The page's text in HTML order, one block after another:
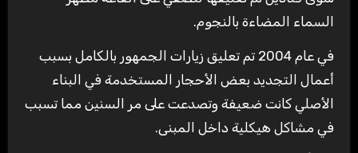
السماء المضاءة بالنجوم.
في عام 2004 تم تعليق زيارات الجمهور بالكامل بسبب
أعمال التجديد بعض الأحجار المستخدمة في البناء
الأصلي كانت ضعيفة وتصدعت على مر السنين مما تسبب
في مشاكل هيكلية داخل المبنى.